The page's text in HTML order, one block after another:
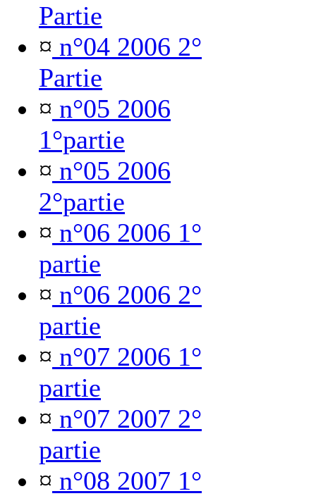
Partie
¤ n°04 2006 2°
Partie
¤ n°05 2006
1°partie
¤ n°05 2006
2°partie
¤ n°06 2006 1°
partie
¤ n°06 2006 2°
partie
¤ n°07 2006 1°
partie
¤ n°07 2007 2°
partie
¤ n°08 2007 1°